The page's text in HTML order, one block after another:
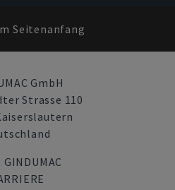
Seitenanfang
GmbH
Strasse 110
GINDUMAC